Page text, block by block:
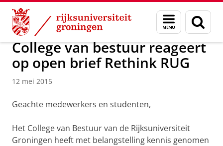
Skip
Content
Skip
Navigation
Menu
en
zoeken
Over ons Actueel Nieuws Nieuwsberichten
College van bestuur reageert
op open brief Rethink RUG
12 mei 2015
Geachte medewerkers en studenten,
Het College van Bestuur van de Rijksuniversiteit
Groningen heeft met belangstelling kennis genomen